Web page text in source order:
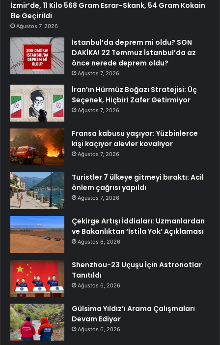
İzmir’de, 11 Kilo 568 Gram Esrar-Skank, 54 Gram Kokain
Ele Geçirildi
Ağustos 7, 2026
İstanbul’da deprem mi oldu? SON
DAKİKA! 22 Temmuz İstanbul’da az
önce nerede deprem oldu?
Ağustos 7, 2026
İran’ın Hürmüz Boğazı Stratejisi: Üç
Seçenek, Hiçbiri Zafer Getirmiyor
Ağustos 7, 2026
Fransa kabusu yaşıyor: Yüzbinlerce
kişi kaçıyor alevler kovalıyor
Ağustos 7, 2026
Turistler 7 ülkeye gitmeyi bıraktı: Acil
önlem çağrısı yapıldı
Ağustos 7, 2026
Çekirge Artışı İddiaları: Uzmanlardan
ve Bakanlıktan ‘İstila Yok’ Açıklaması
Ağustos 6, 2026
Shenzhou-23 Uçuşu İçin Astronotlar
Tanıtıldı
Ağustos 6, 2026
Gülsima Yıldız’ı Arama Çalışmaları
Devam Ediyor
Ağustos 6, 2026